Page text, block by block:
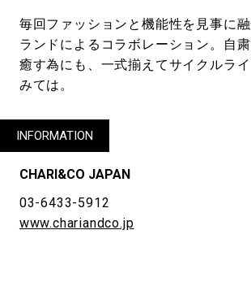
毎回ファッションと機能性を見事に
ランドによるコラボレーション。自
癒す為にも、一式揃えてサイクルラ
みては。
INFORMATION
CHARI&CO JAPAN
03-6433-5912
www.chariandco.jp